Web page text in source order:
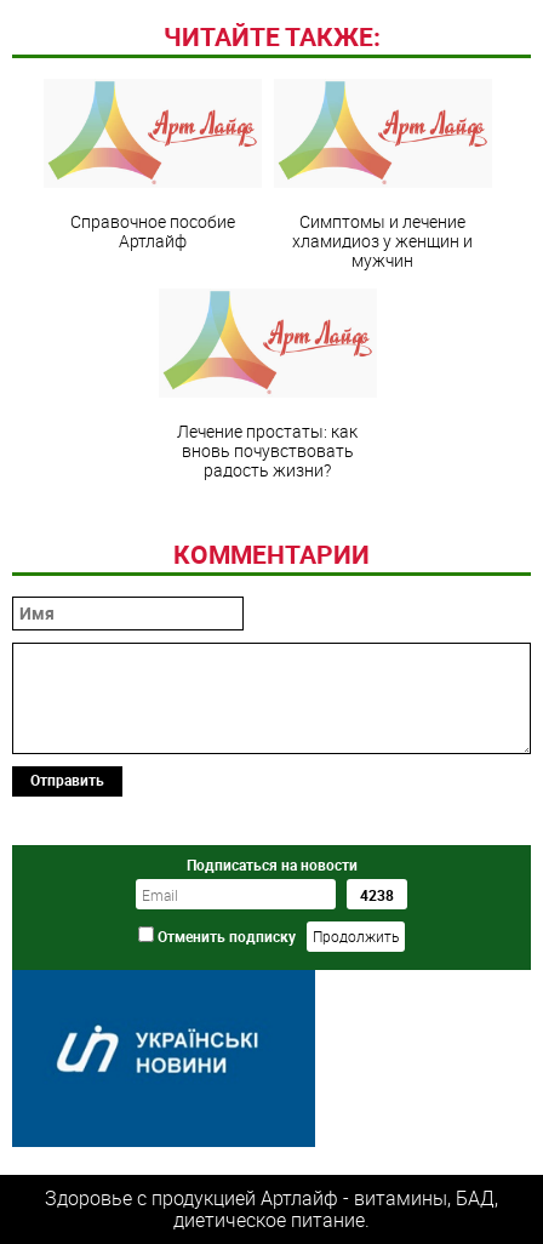
ЧИТАЙТЕ ТАКЖЕ:
Справочное пособие
Артлайф
Симптомы и лечение
хламидиоз у женщин и
мужчин
Лечение простаты: как
вновь почувствовать
радость жизни?
КОММЕНТАРИИ
Отправить
Подписаться на новости
Отменить подписку
Здоровье с продукцией Артлайф - витамины, БАД,
диетическое питание.